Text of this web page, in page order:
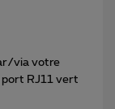
via votre
RJ11 vert